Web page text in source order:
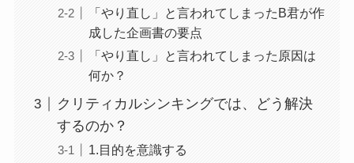
「やり直し」と言われてしまったB君が作
成した企画書の要点
「やり直し」と言われてしまった原因は
何か？
クリティカルシンキングでは、どう解決
するのか？
1.目的を意識する